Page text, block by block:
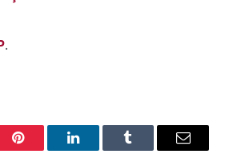
.
Pinterest LinkedInTumblr Email